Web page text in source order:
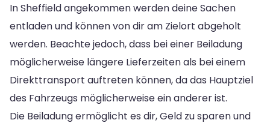
In Sheffield angekommen werden deine Sachen
entladen und können von dir am Zielort abgeholt
werden. Beachte jedoch, dass bei einer Beiladung
möglicherweise längere Lieferzeiten als bei einem
Direkttransport auftreten können, da das Hauptziel
des Fahrzeugs möglicherweise ein anderer ist.
Die Beiladung ermöglicht es dir, Geld zu sparen und